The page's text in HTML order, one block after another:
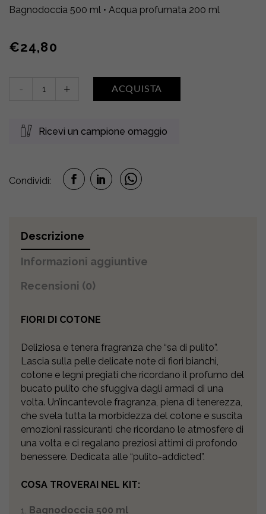
Bagnodoccia 500 ml • Acqua profumata 200 ml
€24,80
Bagnodoccia
profumata
COTONE
- + ACQUISTA
Ricevi un campione omaggio
Condividi:
Descrizione
Informazioni aggiuntive
Recensioni (0)
FIORI DI COTONE
Deliziosa e tenera fragranza che “sa di pulito”.
Lascia sulla pelle delicate note di fiori bianchi,
cotone e legni pregiati che ricordano il profumo del
bucato pulito che sfuggiva dagli armadi di una
volta. Un’incantevole fragranza, piena di tenerezza,
che svela tutta la morbidezza del cotone e suscita
emozioni rassicuranti che ricordano le atmosfere di
una volta e ci regalano preziosi attimi di profondo
benessere. Dedicata alle “pulito-addicted”.
COSA TROVERAI NEL KIT:
Bagnodoccia 500 ml